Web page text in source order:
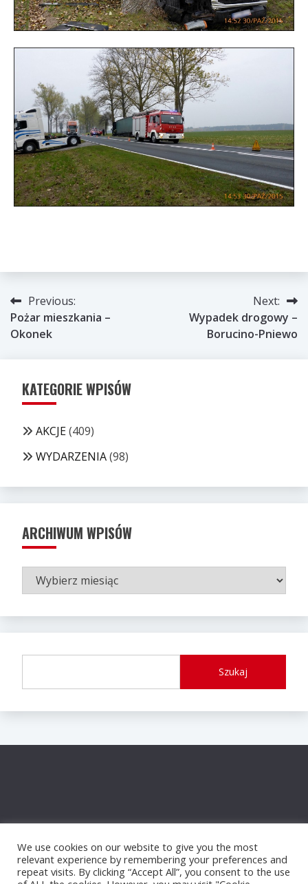
Nawigacja
wpisu
Previous:
Pożar mieszkania –
Okonek
Next:
Wypadek drogowy –
Borucino-Pniewo
KATEGORIE WPISÓW
AKCJE(409)
WYDARZENIA(98)
ARCHIWUM WPISÓW
ARCHIWUM
WPISÓW
Szukaj
We use cookies on our website to give you the most
relevant experience by remembering your preferences and
repeat visits. By clicking “Accept All”, you consent to the use